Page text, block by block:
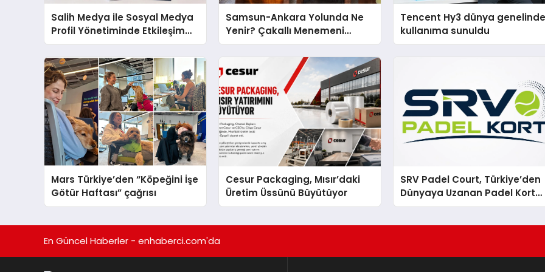
Salih Medya ile Sosyal Medya
Profil Yönetiminde Etkileşim
Artırma Yöntemleri
Samsun-Ankara Yolunda Ne
Yenir? Çakallı Menemeni
Molası
Tencent Hy3 dünya
kullanıma sunuldu
Mars Türkiye’den “Köpeğini İşe
Götür Haftası” çağrısı
Cesur Packaging, Mısır’daki
Üretim Üssünü Büyütüyor
SRV Padel Court, Türkiye’den
Dünyaya Uzanan Padel Kort
Üretiminde Güvenin Adresi
En Güncel Haberler - enhaberci.com'da